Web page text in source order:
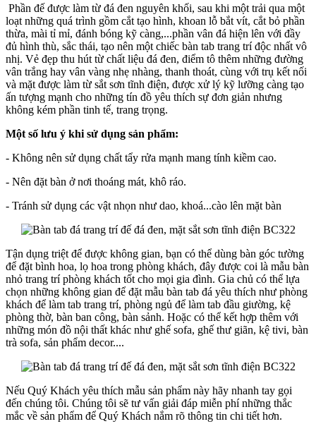
Phần đế được làm từ đá đen nguyên khối, sau khi một trải qua một
loạt những quá trình gồm cắt tạo hình, khoan lỗ bắt vít, cắt bỏ phần
thừa, mài tỉ mỉ, đánh bóng kỹ càng,...phần vân đá hiện lên với đầy
đủ hình thù, sắc thái, tạo nên một chiếc bàn tab trang trí độc nhất vô
nhị. Vẻ đẹp thu hút từ chất liệu đá đen, điểm tô thêm những đường
vân trắng hay vân vàng nhẹ nhàng, thanh thoát, cùng với trụ kết nối
và mặt được làm từ sắt sơn tĩnh điện, được xử lý kỹ lưỡng càng tạo
ấn tượng mạnh cho những tín đồ yêu thích sự đơn giản nhưng
không kém phần tinh tế, trang trọng.
Một số lưu ý khi sử dụng sản phẩm:
- Không nên sử dụng chất tẩy rửa mạnh mang tính kiềm cao.
- Nên đặt bàn ở nơi thoáng mát, khô ráo.
- Tránh sử dụng các vật nhọn như dao, khoá...cào lên mặt bàn
Tận dụng triệt để được không gian, bạn có thể dùng bàn góc tường
để đặt bình hoa, lọ hoa trong phòng khách, đây được coi là mẫu bàn
nhỏ trang trí phòng khách tốt cho mọi gia đình. Gia chủ có thể lựa
chọn những không gian để đặt mẫu bàn tab đá yêu thích như phòng
khách để làm tab trang trí, phòng ngủ để làm tab đầu giường, kệ
phòng thờ, bàn ban công, bàn sảnh. Hoặc có thể kết hợp thêm với
những món đồ nội thất khác như ghế sofa, ghế thư giãn, kệ tivi, bàn
trà sofa, sản phẩm decor....
Nếu Quý Khách yêu thích mẫu sản phẩm này hãy nhanh tay gọi
đến chúng tôi. Chúng tôi sẽ tư vấn giải đáp miễn phí những thắc
mắc về sản phẩm để Quý Khách nắm rõ thông tin chi tiết hơn.